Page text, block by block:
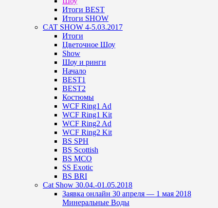
Итоги BEST
Итоги SHOW
CAT SHOW 4-5.03.2017
Итоги
Цветочное Шоу
Show
Шоу и ринги
Начало
BEST1
BEST2
Костюмы
WCF Ring1 Ad
WCF Ring1 Kit
WCF Ring2 Ad
WCF Ring2 Kit
BS SPH
BS Scottish
BS MCO
SS Exotic
BS BRI
Cat Show 30.04.-01.05.2018
Заявка онлайн 30 апреля — 1 мая 2018
Минеральные Воды